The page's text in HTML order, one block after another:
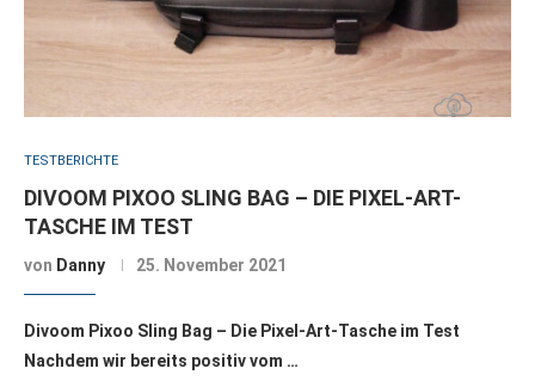
TESTBERICHTE
DIVOOM PIXOO SLING BAG – DIE PIXEL-ART-
TASCHE IM TEST
von Danny 25. November 2021
Divoom Pixoo Sling Bag – Die Pixel-Art-Tasche im Test
Nachdem wir bereits positiv vom …